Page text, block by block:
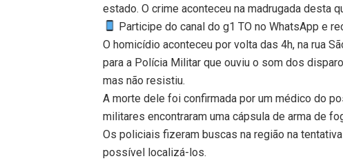
estado. O crime aconteceu na madrugada desta
Participe do canal do g1 TO no WhatsApp e
O homicídio aconteceu por volta das 4h, na rua
para a Polícia Militar que ouviu o som dos
mas não resistiu.
A morte dele foi confirmada por um médico do
militares encontraram uma cápsula de arma de
Os policiais fizeram buscas na região na
possível localizá-los.